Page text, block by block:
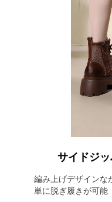
サイドジ
編み上げデザインな
単に脱ぎ履きが可能